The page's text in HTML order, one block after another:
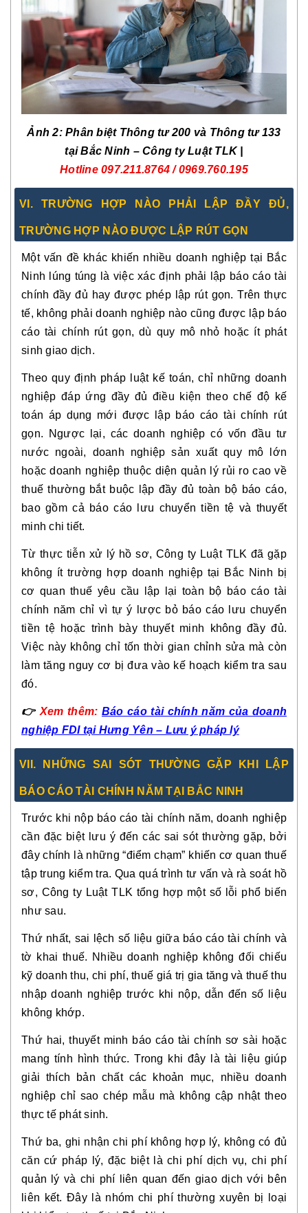
Ảnh 2: Phân biệt Thông tư 200 và Thông tư 133
tại Bắc Ninh – Công ty Luật TLK |
Hotline097.211.8764 / 0969.760.195
VI. TRƯỜNG HỢP NÀO PHẢI LẬP ĐẦY ĐỦ,
TRƯỜNG HỢP NÀO ĐƯỢC LẬP RÚT GỌN
Một vấn đề khác khiến nhiều doanh nghiệp tại Bắc
Ninh lúng túng là việc xác định phải lập báo cáo tài
chính đầy đủ hay được phép lập rút gọn. Trên thực
tế, không phải doanh nghiệp nào cũng được lập báo
cáo tài chính rút gọn, dù quy mô nhỏ hoặc ít phát
sinh giao dịch.
Theo quy định pháp luật kế toán, chỉ những doanh
nghiệp đáp ứng đầy đủ điều kiện theo chế độ kế
toán áp dụng mới được lập báo cáo tài chính rút
gọn. Ngược lại, các doanh nghiệp có vốn đầu tư
nước ngoài, doanh nghiệp sản xuất quy mô lớn
hoặc doanh nghiệp thuộc diện quản lý rủi ro cao về
thuế thường bắt buộc lập đầy đủ toàn bộ báo cáo,
bao gồm cả báo cáo lưu chuyển tiền tệ và thuyết
minh chi tiết.
Từ thực tiễn xử lý hồ sơ, Công ty Luật TLK đã gặp
không ít trường hợp doanh nghiệp tại Bắc Ninh bị
cơ quan thuế yêu cầu lập lại toàn bộ báo cáo tài
chính năm chỉ vì tự ý lược bỏ báo cáo lưu chuyển
tiền tệ hoặc trình bày thuyết minh không đầy đủ.
Việc này không chỉ tốn thời gian chỉnh sửa mà còn
làm tăng nguy cơ bị đưa vào kế hoạch kiểm tra sau
đó.
👉 Xem thêm: Báo cáo tài chính năm của doanh
nghiệp FDI tại Hưng Yên – Lưu ý pháp lý
VII. NHỮNG SAI SÓT THƯỜNG GẶP KHI LẬP
BÁO CÁO TÀI CHÍNH NĂM TẠI BẮC NINH
Trước khi nộp báo cáo tài chính năm, doanh nghiệp
cần đặc biệt lưu ý đến các sai sót thường gặp, bởi
đây chính là những “điểm chạm” khiến cơ quan thuế
tập trung kiểm tra. Qua quá trình tư vấn và rà soát hồ
sơ, Công ty Luật TLK tổng hợp một số lỗi phổ biến
như sau.
Thứ nhất, sai lệch số liệu giữa báo cáo tài chính và
tờ khai thuế. Nhiều doanh nghiệp không đối chiếu
kỹ doanh thu, chi phí, thuế giá trị gia tăng và thuế thu
nhập doanh nghiệp trước khi nộp, dẫn đến số liệu
không khớp.
Thứ hai, thuyết minh báo cáo tài chính sơ sài hoặc
mang tính hình thức. Trong khi đây là tài liệu giúp
giải thích bản chất các khoản mục, nhiều doanh
nghiệp chỉ sao chép mẫu mà không cập nhật theo
thực tế phát sinh.
Thứ ba, ghi nhận chi phí không hợp lý, không có đủ
căn cứ pháp lý, đặc biệt là chi phí dịch vụ, chi phí
quản lý và chi phí liên quan đến giao dịch với bên
liên kết. Đây là nhóm chi phí thường xuyên bị loại